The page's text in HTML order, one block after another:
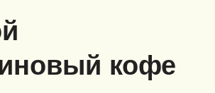
кофе